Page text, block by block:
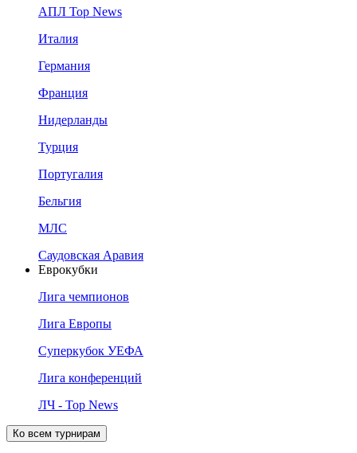
АПЛ Top News
Италия
Германия
Франция
Нидерланды
Турция
Португалия
Бельгия
МЛС
Саудовская Аравия
Еврокубки
Лига чемпионов
Лига Европы
Суперкубок УЕФА
Лига конференций
ЛЧ - Top News
Ко всем турнирам